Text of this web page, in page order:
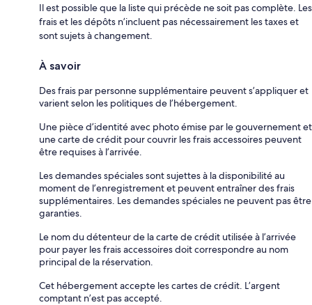
Il est possible que la liste qui précède ne soit pas complète. Les
frais et les dépôts n’incluent pas nécessairement les taxes et
sont sujets à changement.
À savoir
Des frais par personne supplémentaire peuvent s’appliquer et
varient selon les politiques de l’hébergement.
Une pièce d’identité avec photo émise par le gouvernement et
une carte de crédit pour couvrir les frais accessoires peuvent
être requises à l’arrivée.
Les demandes spéciales sont sujettes à la disponibilité au
moment de l’enregistrement et peuvent entraîner des frais
supplémentaires. Les demandes spéciales ne peuvent pas être
garanties.
Le nom du détenteur de la carte de crédit utilisée à l’arrivée
pour payer les frais accessoires doit correspondre au nom
principal de la réservation.
Cet hébergement accepte les cartes de crédit. L’argent
comptant n’est pas accepté.